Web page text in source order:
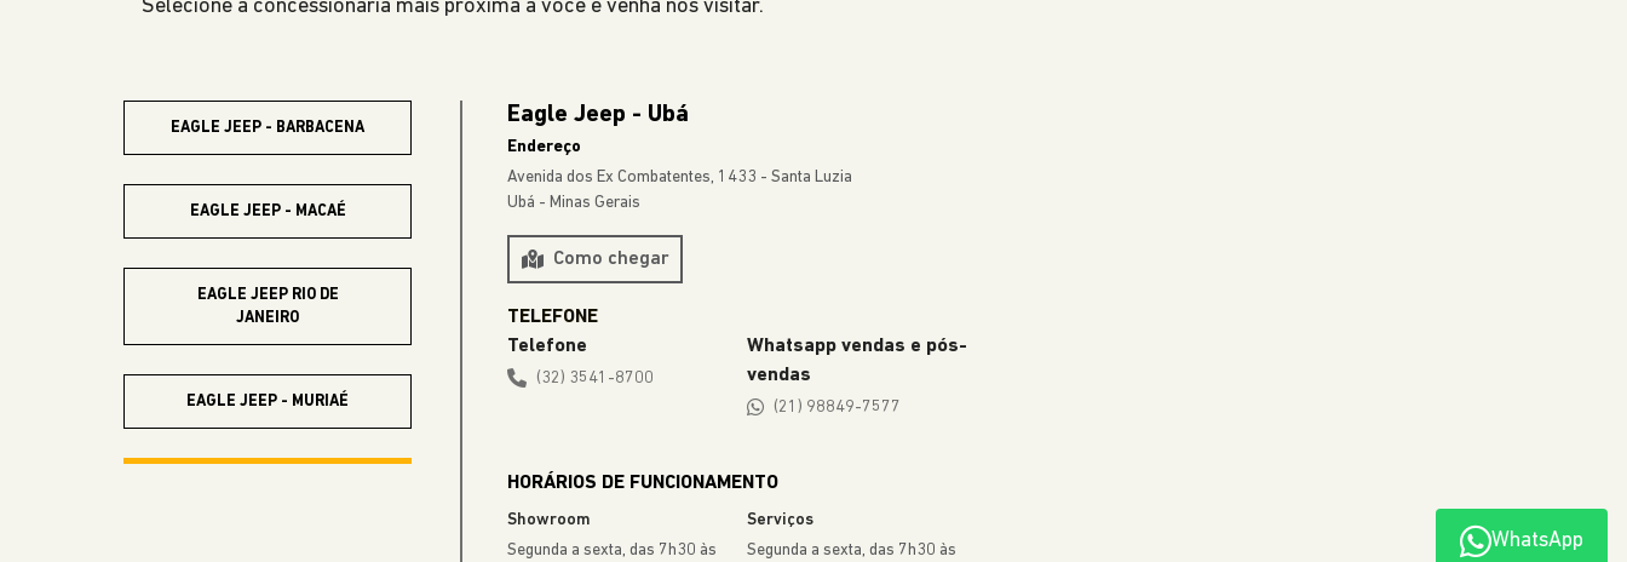
Selecione a concessionária mais próxima a você e venha nos visitar.
EAGLE JEEP - BARBACENA
EAGLE JEEP - MACAÉ
EAGLE JEEP RIO DE
JANEIRO
EAGLE JEEP - MURIAÉ
Eagle Jeep - Ubá
Endereço
Avenida dos Ex Combatentes, 1433 - Santa Luzia
Ubá - Minas Gerais
Como chegar
Telefone
(32) 3541-8700
Whatsapp vendas e pós-
vendas
(21) 98849-7577
HORÁRIOS DE FUNCIONAMENTO
Showroom
Segunda a sexta, das 7h30 às
Serviços
Segunda a sexta, das 7h30 às
WhatsApp